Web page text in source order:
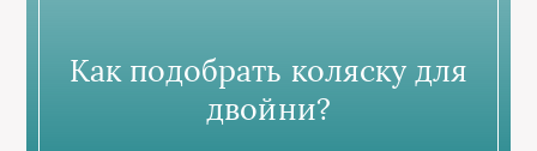
Как подобрать коляску для
двойни?